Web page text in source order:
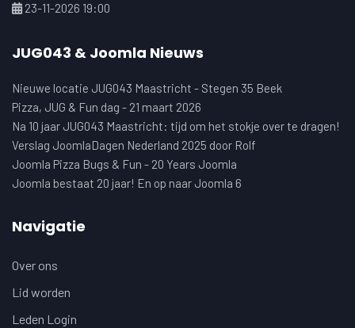
23-11-2026 19:00
JUG043 & Joomla Nieuws
Nieuwe locatie JUG043 Maastricht - Stegen 35 Beek
Pizza, JUG & Fun dag - 21 maart 2026
Na 10 jaar JUG043 Maastricht: tijd om het stokje over te dragen!
Verslag JoomlaDagen Nederland 2025 door Rolf
Joomla Pizza Bugs & Fun - 20 Years Joomla
Joomla bestaat 20 jaar! En op naar Joomla 6
Navigatie
Over ons
Lid worden
Leden Login